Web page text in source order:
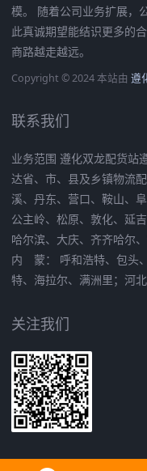
模。 随着公司业务扩展，
此真诚期望能结识更多的
商路越走越远。
Copyright © 2024 本站由 遵
联系我们
业务范围 遵化双龙配货站
达省、市、县及乡镇物流
溪、丹东、营口、鞍山、
公主岭、松原、敦化、延
哈尔滨、大庆、齐齐哈尔
内 蒙： 呼和浩特、包头
特、海拉尔、满洲里；河
关注我们